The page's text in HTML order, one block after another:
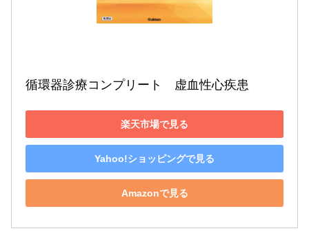
循環器診療コンプリート　虚血性心疾患
楽天市場で見る
Yahoo!ショッピングで見る
Amazonで見る